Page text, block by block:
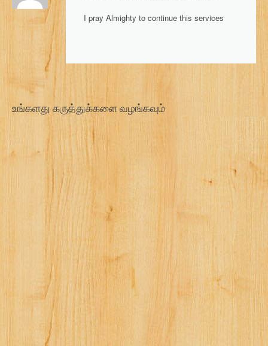
o
I pray Almighty to continue this services
உங்களது கருத்துக்களை வழங்கவும்